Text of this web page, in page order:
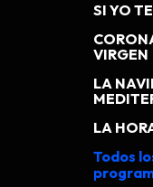
SI YO
VIRGEN
LA
LA
Todos